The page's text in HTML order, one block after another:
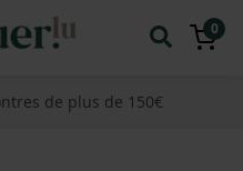
0
de plus de 150€